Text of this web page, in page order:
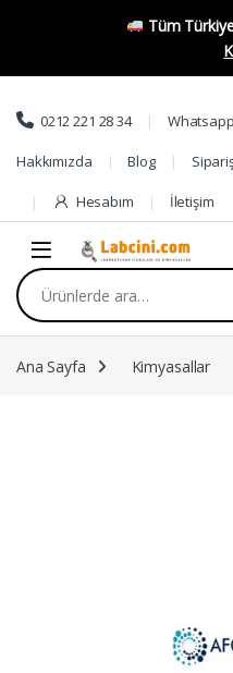
Tüm
Skip to navigation
Skip to content
0212 221 28 34
Hakkımızda Blog
Hesabım İletişim
Ara:
Ana Sayfa Kimyasallar